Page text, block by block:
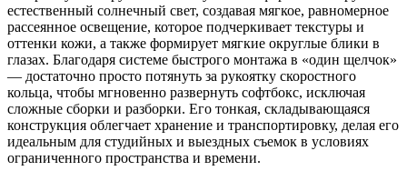
естественный солнечный свет, создавая мягкое, равномерное
рассеянное освещение, которое подчеркивает текстуры и
оттенки кожи, а также формирует мягкие округлые блики в
глазах. Благодаря системе быстрого монтажа в «один щелчок»
— достаточно просто потянуть за рукоятку скоростного
кольца, чтобы мгновенно развернуть софтбокс, исключая
сложные сборки и разборки. Его тонкая, складывающаяся
конструкция облегчает хранение и транспортировку, делая его
идеальным для студийных и выездных съемок в условиях
ограниченного пространства и времени.